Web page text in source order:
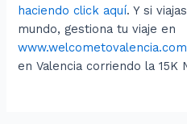
haciendo click aquí. Y si
mundo, gestiona tu viaje en
www.welcometovalencia.com
en Valencia corriendo la 15K